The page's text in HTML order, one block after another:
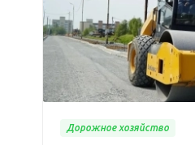
Дорожное хозяйство